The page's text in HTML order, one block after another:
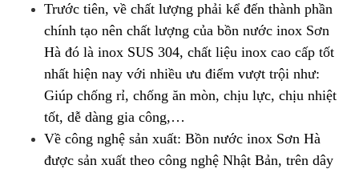
Trước tiên, về chất lượng phải kể đến thành phần
chính tạo nên chất lượng của bồn nước inox Sơn
Hà đó là inox SUS 304, chất liệu inox cao cấp tốt
nhất hiện nay với nhiều ưu điểm vượt trội như:
Giúp chống rỉ, chống ăn mòn, chịu lực, chịu nhiệt
tốt, dễ dàng gia công,…
Về công nghệ sản xuất: Bồn nước inox Sơn Hà
được sản xuất theo công nghệ Nhật Bản, trên dây